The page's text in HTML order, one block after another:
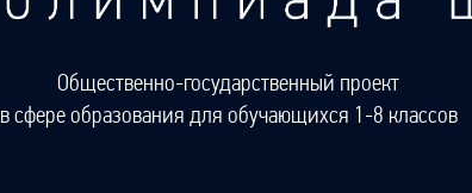
Общественно-государственный проект
в сфере образования для обучающихся 1-8 классов